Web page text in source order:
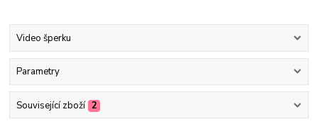
Video šperku
Parametry
Související zboží 2